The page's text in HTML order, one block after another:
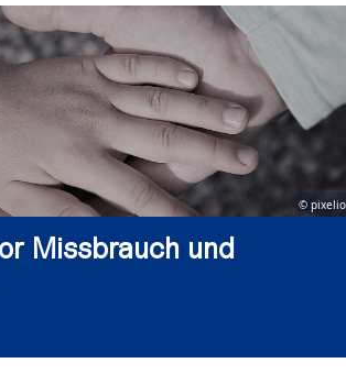
© pixelio
Missbrauch und